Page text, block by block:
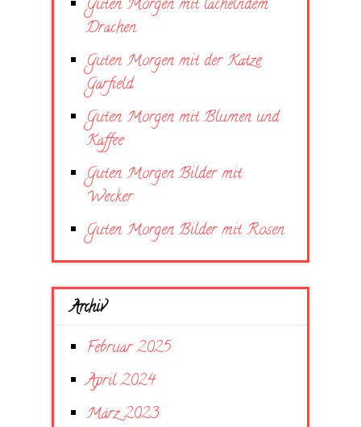
Guten Morgen mit lächelndem
Drachen
Guten Morgen mit der Katze
Garfield
Guten Morgen mit Blumen und
Kaffee
Guten Morgen Bilder mit
Wecker
Guten Morgen Bilder mit Rosen
Archiv
Februar 2025
April 2024
März 2023